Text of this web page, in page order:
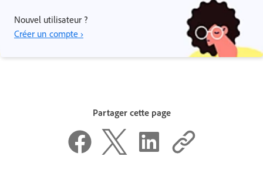
Nouvel utilisateur ?
Créer un compte ›
Partager cette page